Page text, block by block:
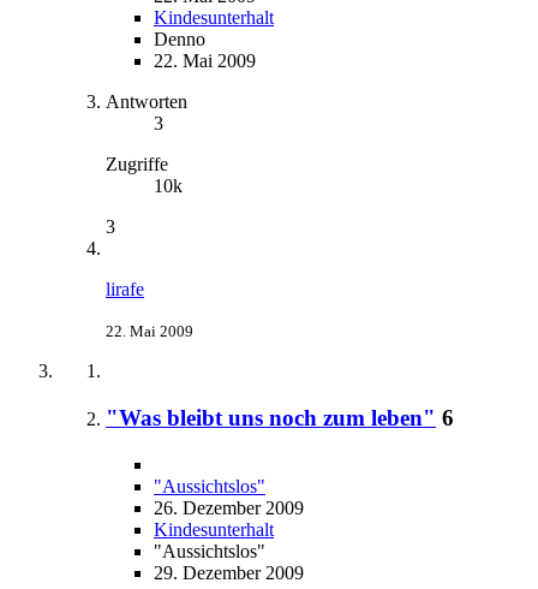
Kindesunterhalt
Denno
22. Mai 2009
Antworten
3
Zugriffe
10k
3
lirafe
22. Mai 2009
"Was bleibt uns noch zum leben" 6
"Aussichtslos"
26. Dezember 2009
Kindesunterhalt
"Aussichtslos"
29. Dezember 2009